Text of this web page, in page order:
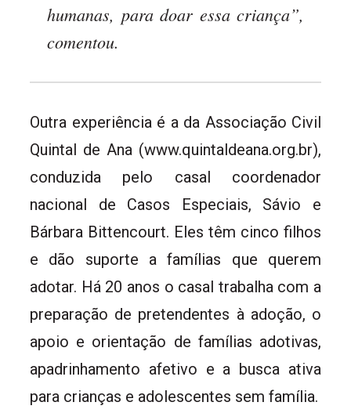
humanas, para doar essa criança”,
comentou.
Outra experiência é a da Associação Civil
Quintal de Ana (www.quintaldeana.org.br),
conduzida pelo casal coordenador
nacional de Casos Especiais, Sávio e
Bárbara Bittencourt. Eles têm cinco filhos
e dão suporte a famílias que querem
adotar. Há 20 anos o casal trabalha com a
preparação de pretendentes à adoção, o
apoio e orientação de famílias adotivas,
apadrinhamento afetivo e a busca ativa
para crianças e adolescentes sem família.